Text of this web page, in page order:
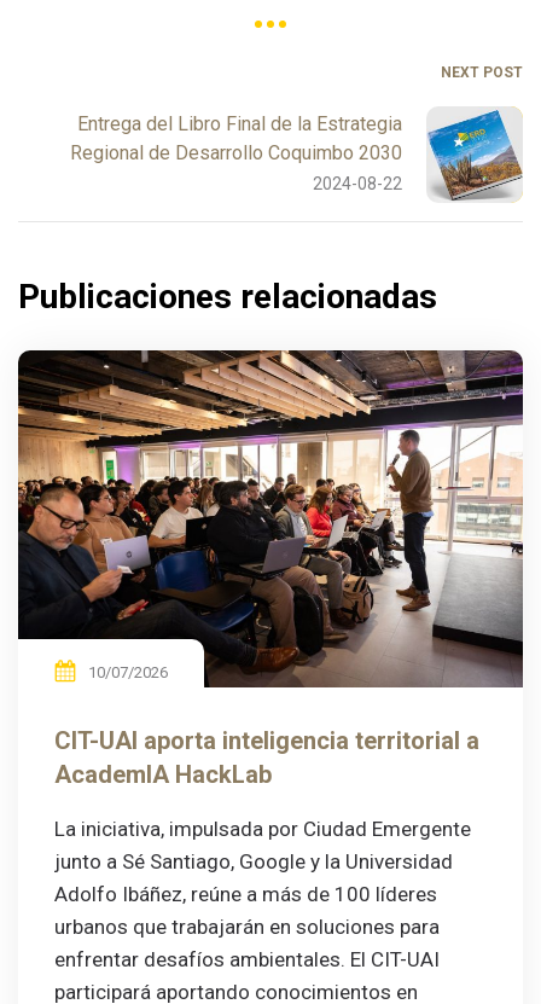
NEXT POST
Entrega del Libro Final de la Estrategia
Regional de Desarrollo Coquimbo 2030
2024-08-22
Publicaciones relacionadas
10/07/2026
CIT-UAI aporta inteligencia territorial a
AcademIA HackLab
La iniciativa, impulsada por Ciudad Emergente
junto a Sé Santiago, Google y la Universidad
Adolfo Ibáñez, reúne a más de 100 líderes
urbanos que trabajarán en soluciones para
enfrentar desafíos ambientales. El CIT-UAI
participará aportando conocimientos en